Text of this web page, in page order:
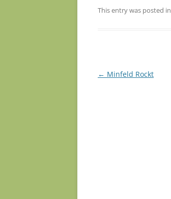
This entry was posted in
Post navigation
← Minfeld Rockt